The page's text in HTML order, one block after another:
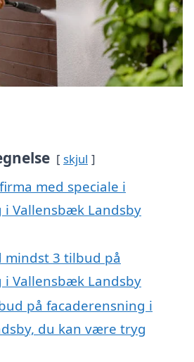
skjul
med speciale i
Vallensbæk Landsby
3 tilbud på
Vallensbæk Landsby
på facaderensning i
du kan være tryg